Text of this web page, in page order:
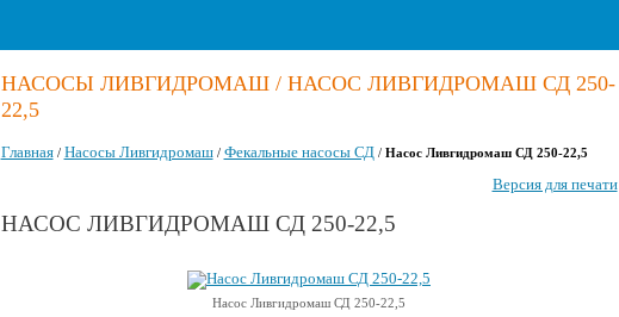
НАСОСЫ ЛИВГИДРОМАШ / НАСОС ЛИВГИДРОМАШ СД 250-
22,5
Главная/ Насосы Ливгидромаш/ Фекальные насосы СД/ Насос Ливгидромаш СД 250-22,5
Версия для печати
НАСОС ЛИВГИДРОМАШ СД 250-22,5
Насос Ливгидромаш СД 250-22,5